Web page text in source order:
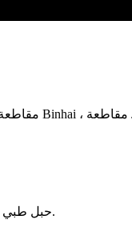
حبل طبي ، حبل آلة فتحة سقف السيارة ، حبل سيارة ، حبل سلك فولاذي عادي.